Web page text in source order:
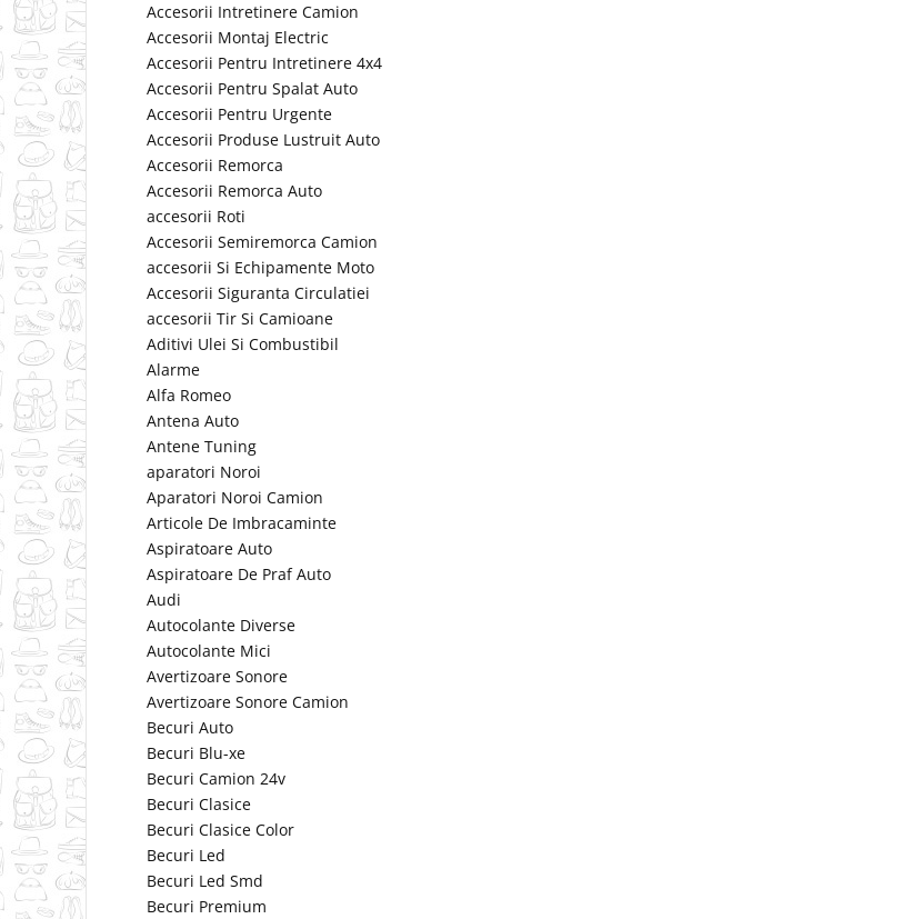
Accesorii Intretinere Camion
Accesorii Montaj Electric
Accesorii Pentru Intretinere 4x4
Accesorii Pentru Spalat Auto
Accesorii Pentru Urgente
Accesorii Produse Lustruit Auto
Accesorii Remorca
Accesorii Remorca Auto
accesorii Roti
Accesorii Semiremorca Camion
accesorii Si Echipamente Moto
Accesorii Siguranta Circulatiei
accesorii Tir Si Camioane
Aditivi Ulei Si Combustibil
Alarme
Alfa Romeo
Antena Auto
Antene Tuning
aparatori Noroi
Aparatori Noroi Camion
Articole De Imbracaminte
Aspiratoare Auto
Aspiratoare De Praf Auto
Audi
Autocolante Diverse
Autocolante Mici
Avertizoare Sonore
Avertizoare Sonore Camion
Becuri Auto
Becuri Blu-xe
Becuri Camion 24v
Becuri Clasice
Becuri Clasice Color
Becuri Led
Becuri Led Smd
Becuri Premium